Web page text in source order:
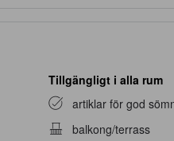
både rolig och minnesvärd.
bland blommorna eller slår
naturen. För de som
Tillgängligt i alla rum
artiklar för god
balkong/terrass